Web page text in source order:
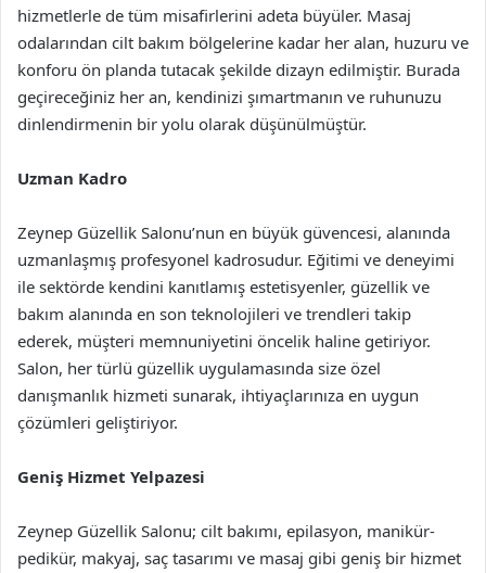
hizmetlerle de tüm misafirlerini adeta büyüler. Masaj
odalarından cilt bakım bölgelerine kadar her alan, huzuru ve
konforu ön planda tutacak şekilde dizayn edilmiştir. Burada
geçireceğiniz her an, kendinizi şımartmanın ve ruhunuzu
dinlendirmenin bir yolu olarak düşünülmüştür.
Uzman Kadro
Zeynep Güzellik Salonu’nun en büyük güvencesi, alanında
uzmanlaşmış profesyonel kadrosudur. Eğitimi ve deneyimi
ile sektörde kendini kanıtlamış estetisyenler, güzellik ve
bakım alanında en son teknolojileri ve trendleri takip
ederek, müşteri memnuniyetini öncelik haline getiriyor.
Salon, her türlü güzellik uygulamasında size özel
danışmanlık hizmeti sunarak, ihtiyaçlarınıza en uygun
çözümleri geliştiriyor.
Geniş Hizmet Yelpazesi
Zeynep Güzellik Salonu; cilt bakımı, epilasyon, manikür-
pedikür, makyaj, saç tasarımı ve masaj gibi geniş bir hizmet